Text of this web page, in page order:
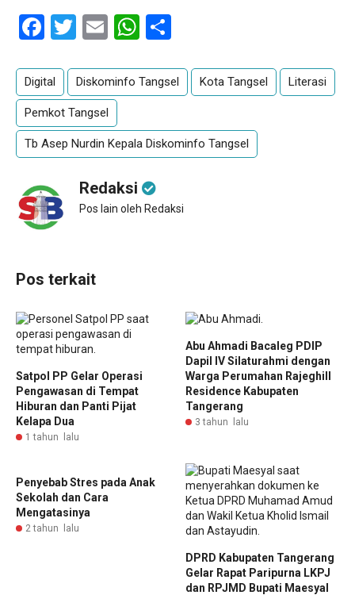
Facebook
Twitter
EmailWhatsApp
Digital Diskominfo Tangsel Kota Tangsel Literasi
Pemkot Tangsel
Tb Asep Nurdin Kepala Diskominfo Tangsel
Redaksi
Pos lain oleh Redaksi
Pos terkait
Satpol PP Gelar Operasi
Pengawasan di Tempat
Hiburan dan Panti Pijat
Kelapa Dua
1 tahun lalu
Abu Ahmadi Bacaleg PDIP
Dapil IV Silaturahmi dengan
Warga Perumahan Rajeghill
Residence Kabupaten
Tangerang
3 tahun lalu
Penyebab Stres pada Anak
Sekolah dan Cara
Mengatasinya
2 tahun lalu
DPRD Kabupaten Tangerang
Gelar Rapat Paripurna LKPJ
dan RPJMD Bupati Maesyal